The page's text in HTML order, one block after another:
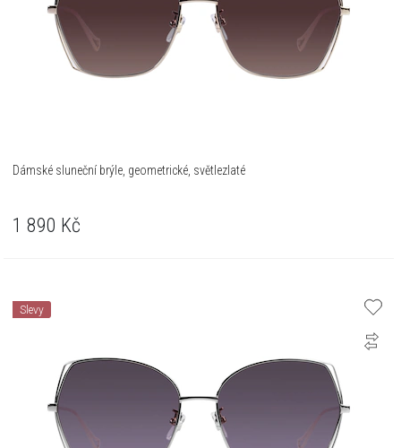
Dámské sluneční brýle, geometrické, světlezlaté
1 890 Kč
Slevy